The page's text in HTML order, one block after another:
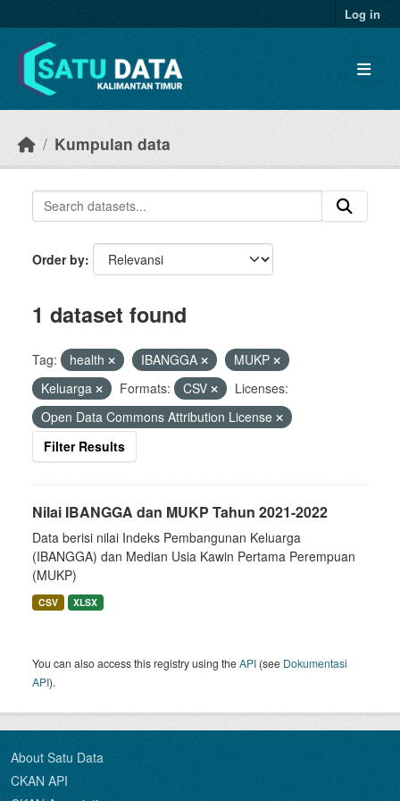
Log in
Kumpulan data
Order by
1 dataset found
Tag: health IBANGGA
MUKP
Keluarga
Formats: CSV
Licenses:
Open Data Commons Attribution License
Filter Results
Nilai IBANGGA dan MUKP Tahun 2021-2022
Data berisi nilai Indeks Pembangunan Keluarga
(IBANGGA) dan Median Usia Kawin Pertama Perempuan
(MUKP)
CSV XLSX
You can also access this registry using theAPI (see Dokumentasi
API).
About Satu Data
CKAN API